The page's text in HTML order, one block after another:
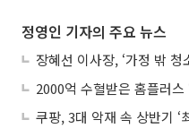
정영인 기자의 주요 뉴스